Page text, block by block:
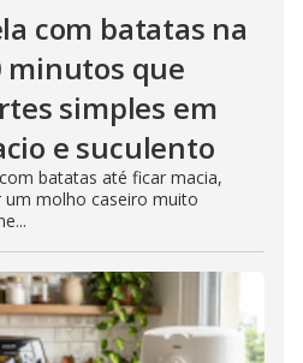
com batatas na
minutos que
simples em
e suculento
batatas até ficar macia,
um molho caseiro muito